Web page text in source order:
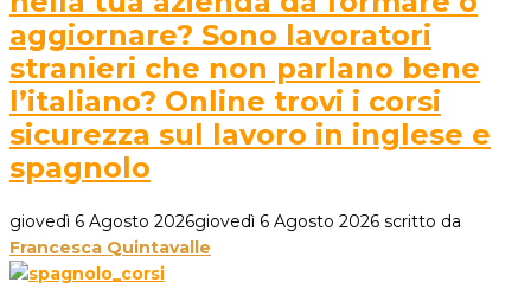
aggiornare? Sono lavoratori
stranieri che non parlano bene
l’italiano? Online trovi i corsi
sicurezza sul lavoro in inglese e
spagnolo
giovedì 6 Agosto 2026giovedì 6 Agosto 2026 scritto da
Francesca Quintavalle